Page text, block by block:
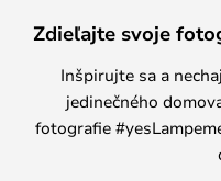
Zdieľajte svoje
Inšpirujte sa a
jedinečného
fotografie